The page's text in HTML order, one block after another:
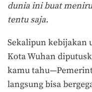
dunia ini buat
tentu saja.
Sekalipun kebijakan
Kota Wuhan
kamu
langsung bisa